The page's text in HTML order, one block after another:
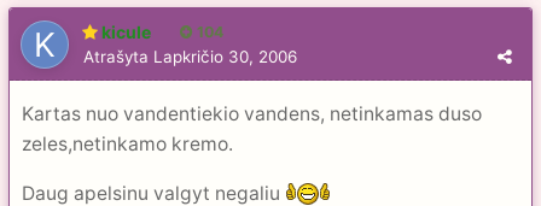
kicule 104
Atrašyta Lapkričio 30, 2006
Kartas nuo vandentiekio vandens, netinkamas duso
zeles,netinkamo kremo.
Daug apelsinu valgyt negaliu